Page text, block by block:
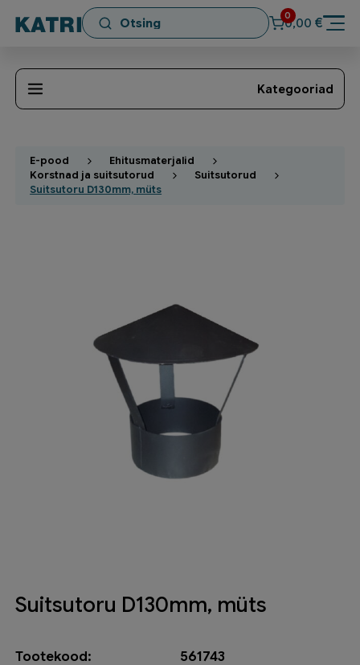
0
0,00 €
Kategooriad
E-pood
Ehitusmaterjalid
Korstnad ja suitsutorud
Suitsutorud
Suitsutoru D130mm, müts
Suitsutoru D130mm, müts
Tootekood: 561743